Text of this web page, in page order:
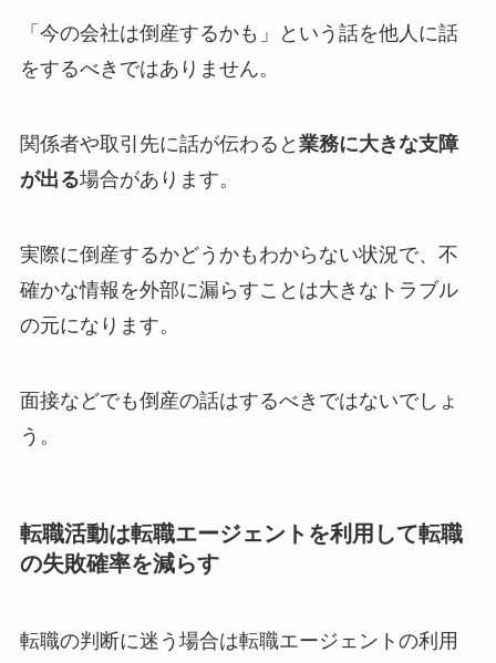
「今の会社は倒産するかも」という話を他人に話
をするべきではありません。
関係者や取引先に話が伝わると 業務に大きな支障
が出る場合があります。
実際に倒産するかどうかもわからない状況で、不
確かな情報を外部に漏らすことは大きなトラブル
の元になります。
面接などでも倒産の話はするべきではないでしょ
う。
転職活動は転職エージェントを利用して転職
の失敗確率を減らす
転職の判断に迷う場合は転職エージェントの利用